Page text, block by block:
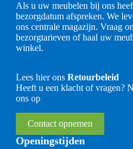
Als u uw meubelen bij ons
bezorgdatum afspreken. We
ons centrale magazijn. Vraag
bezorgtarieven of haal uw
winkel.
Lees hier ons Retourbeleid
Heeft u een klacht of vragen?
ons op
Contact opnemen
Openingstijden